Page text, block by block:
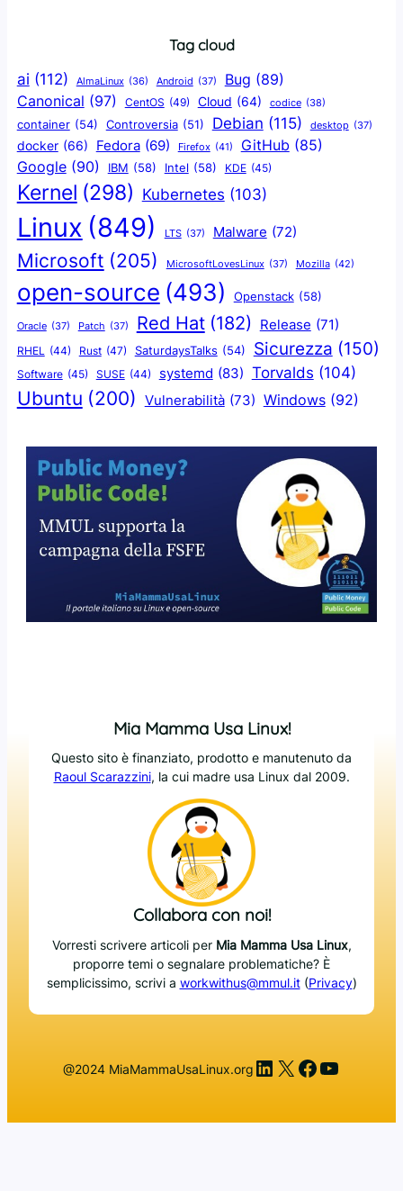
Tag cloud
ai (112) AlmaLinux (36) Android (37) Bug (89)
Canonical (97) CentOS (49) Cloud (64) codice (38)
container (54) Controversia (51) Debian (115) desktop (37)
docker (66) Fedora (69) Firefox (41) GitHub (85)
Google (90) IBM (58) Intel (58) KDE (45)
Kernel (298) Kubernetes (103)
Linux (849) LTS (37) Malware (72)
Microsoft (205) MicrosoftLovesLinux (37) Mozilla (42)
open-source (493) Openstack (58)
Oracle (37) Patch (37) Red Hat (182) Release (71)
RHEL (44) Rust (47) SaturdaysTalks (54) Sicurezza (150)
Software (45) SUSE (44) systemd (83) Torvalds (104)
Ubuntu (200) Vulnerabilità (73) Windows (92)
Mia Mamma Usa Linux!
Questo sito è finanziato, prodotto e manutenuto da
Raoul Scarazzini, la cui madre usa Linux dal 2009.
Collabora con noi!
Vorresti scrivere articoli per Mia Mamma Usa Linux,
proporre temi o segnalare problematiche? È
semplicissimo, scrivi a workwithus@mmul.it(Privacy)
@2024 MiaMammaUsaLinux.org LinkedIn
X Facebook